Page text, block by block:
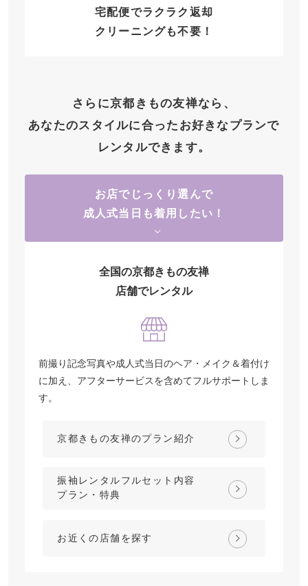
宅配便でラクラク返却
クリーニングも不要！
さらに京都きもの友禅なら、
あなたのスタイルに合ったお好きなプランで
レンタルできます。
お店でじっくり選んで
成人式当日も着用したい！
全国の京都きもの友禅
店舗でレンタル
前撮り記念写真や成人式当日のヘア・メイク＆着付け
に加え、アフターサービスを含めてフルサポートしま
す。
京都きもの友禅のプラン紹介
振袖レンタルフルセット内容
プラン・特典
お近くの店舗を探す